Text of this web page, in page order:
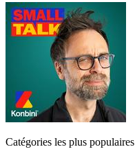
Catégories les plus populaires